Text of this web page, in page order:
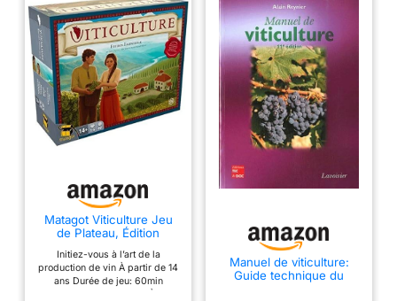
Matagot Viticulture Jeu
de Plateau, Édition
Initiez-vous à l’art de la
production de vin À partir de 14
ans Durée de jeu: 60min
Nombre de joueurs: 1 À 6
Manuel de viticulture:
Guide technique du